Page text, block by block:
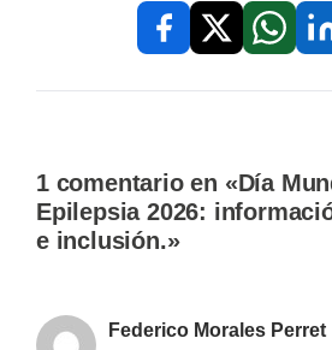
FacebookX / Twitter
1 comentario en «Día
Epilepsia 2026:
e inclusión.»
Federico Morales Perret